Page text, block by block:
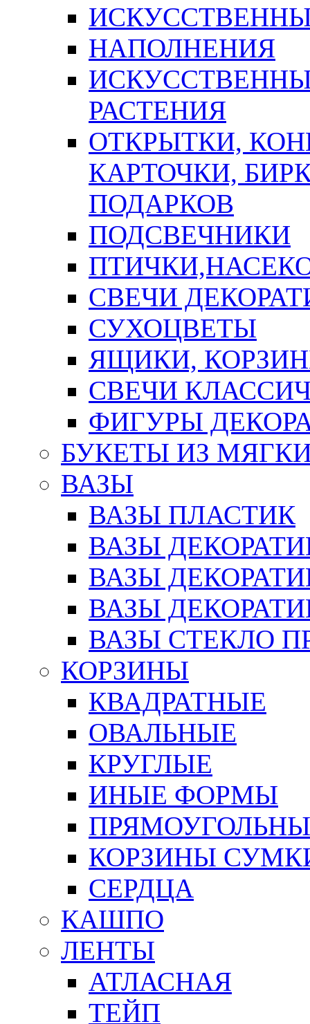
НАПОЛНЕНИЯ
РАСТЕНИЯ
ОТКРЫТКИ,
КАРТОЧКИ,
ПОДАРКОВ
ПОДСВЕЧНИКИ
СВЕЧИ
СУХОЦВЕТЫ
ЯЩИКИ,
СВЕЧИ
ФИГУРЫ
БУКЕТЫ ИЗ
ВАЗЫ
ВАЗЫ ПЛАСТИК
ВАЗЫ
ВАЗЫ
ВАЗЫ
ВАЗЫ СТЕКЛО
КОРЗИНЫ
КВАДРАТНЫЕ
ОВАЛЬНЫЕ
КРУГЛЫЕ
ИНЫЕ ФОРМЫ
КОРЗИНЫ
СЕРДЦА
КАШПО
ЛЕНТЫ
АТЛАСНАЯ
ТЕЙП